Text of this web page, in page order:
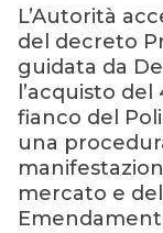
L’Autorità
del decreto
guidata da
l’acquisto
fianco del
una
mercato e